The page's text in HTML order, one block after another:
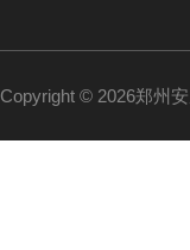
Copyright © 2026郑州